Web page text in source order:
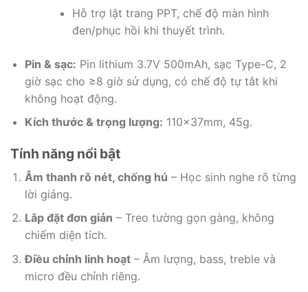
Hỗ trợ lật trang PPT, chế độ màn hình
đen/phục hồi khi thuyết trình.
Pin & sạc: Pin lithium 3.7V 500mAh, sạc Type-C, 2
giờ sạc cho ≥8 giờ sử dụng, có chế độ tự tắt khi
không hoạt động.
Kích thước & trọng lượng: 110×37mm, 45g.
Tính năng nổi bật
Âm thanh rõ nét, chống hú – Học sinh nghe rõ từng
lời giảng.
Lắp đặt đơn giản – Treo tường gọn gàng, không
chiếm diện tích.
Điều chỉnh linh hoạt– Âm lượng, bass, treble và
micro đều chỉnh riêng.